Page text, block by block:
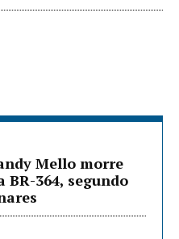
Mello morre
BR-364, segundo